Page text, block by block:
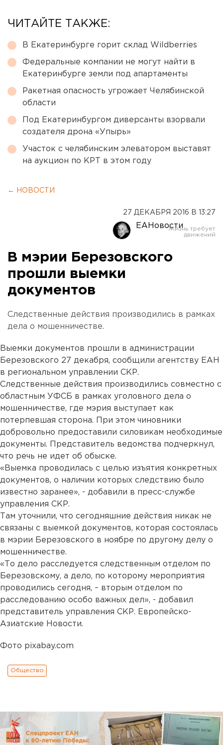
ЧИТАЙТЕ ТАКЖЕ:
В Екатеринбурге горит склад Wildberries
Федеральные компании не могут найти в
Екатеринбурге земли под апартаменты
Ракетная опасность угрожает Челябинской
области
Под Екатеринбургом диверсанты взорвали
создателя дрона «Упырь»
Участок с челябинским элеватором выставят
на аукцион по КРТ в этом году
← НОВОСТИ
27 ДЕКАБРЯ 2016 В 13:27
ЕАНовости
В мэрии Березовского
прошли выемки
документов
Следственные действия производились в рамках
дела о мошенничестве.
Выемки документов прошли в администрации
Березовского 27 декабря, сообщили агентству ЕАН
в региональном управлении СКР.
Следственные действия производились совместно с
областным УФСБ в рамках уголовного дела о
мошенничестве, где мэрия выступает как
потерпевшая сторона. При этом чиновники
добровольно предоставили силовикам необходимые
документы. Представитель ведомства подчеркнул,
что речь не идет об обыске.
«Выемка проводилась с целью изъятия конкретных
документов, о наличии которых следствию было
известно заранее», - добавили в пресс-службе
управления СКР.
Там уточнили, что сегодняшние действия никак не
связаны с выемкой документов, которая состоялась
в мэрии Березовского в ноябре по другому делу о
мошенничестве.
«То дело расследуется следственным отделом по
Березовскому, а дело, по которому мероприятия
проводились сегодня, – вторым отделом по
расследованию особо важных дел», - добавил
представитель управления СКР. Европейско-
Азиатские Новости.
Фото pixabay.com
Общество